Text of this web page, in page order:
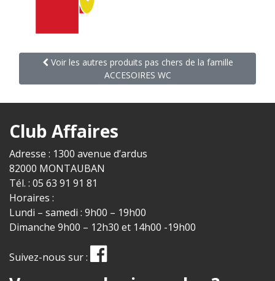
Voir les autres produits pas chers de la famille
ACCESOIRES WC
Club Affaires
Adresse : 1300 avenue d’ardus
82000 MONTAUBAN
Tél. : 05 63 91 91 81
Horaires :
Lundi – samedi : 9h00 – 19h00
Dimanche 9h00 – 12h30 et 14h00 -19h00
Suivez-nous sur :